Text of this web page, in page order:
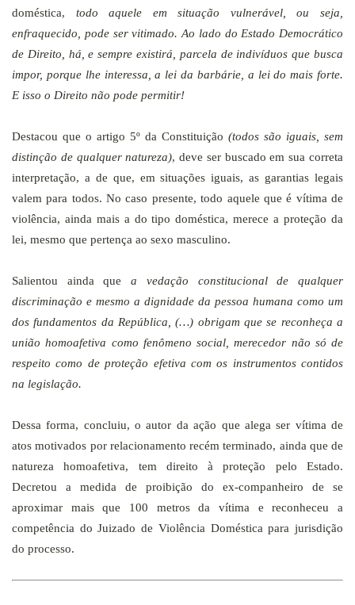
doméstica, todo aquele em situação vulnerável, ou seja,
enfraquecido, pode ser vitimado. Ao lado do Estado Democrático
de Direito, há, e sempre existirá, parcela de indivíduos que busca
impor, porque lhe interessa, a lei da barbárie, a lei do mais forte.
E isso o Direito não pode permitir!
Destacou que o artigo 5º da Constituição (todos são iguais, sem
distinção de qualquer natureza), deve ser buscado em sua correta
interpretação, a de que, em situações iguais, as garantias legais
valem para todos. No caso presente, todo aquele que é vítima de
violência, ainda mais a do tipo doméstica, merece a proteção da
lei, mesmo que pertença ao sexo masculino.
Salientou ainda quea vedação constitucional de qualquer
discriminação e mesmo a dignidade da pessoa humana como um
dos fundamentos da República, (…) obrigam que se reconheça a
união homoafetiva como fenômeno social, merecedor não só de
respeito como de proteção efetiva com os instrumentos contidos
na legislação.
Dessa forma, concluiu, o autor da ação que alega ser vítima de
atos motivados por relacionamento recém terminado, ainda que de
natureza homoafetiva, tem direito à proteção pelo Estado.
Decretou a medida de proibição do ex-companheiro de se
aproximar mais que 100 metrosda vítima e reconheceu a
competência do Juizado de Violência Doméstica para jurisdição
do processo.